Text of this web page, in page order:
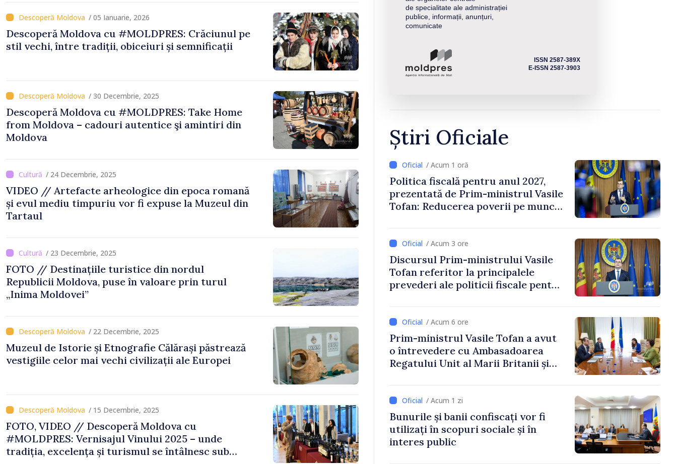
/ 05 Ianuarie, 2026
Descoperă Moldova cu #MOLDPRES: Crăciunul pe
stil vechi, între tradiții, obiceiuri și semnificații
/ 30 Decembrie, 2025
Descoperă Moldova cu #MOLDPRES: Take Home
from Moldova – cadouri autentice şi amintiri din
Moldova
/ 24 Decembrie, 2025
VIDEO // Artefacte arheologice din epoca romană
și evul mediu timpuriu vor fi expuse la Muzeul din
Tartaul
/ 23 Decembrie, 2025
FOTO // Destinațiile turistice din nordul
Republicii Moldova, puse în valoare prin turul
„Inima Moldovei”
/ 22 Decembrie, 2025
Muzeul de Istorie și Etnografie Călărași păstrează
vestigiile celor mai vechi civilizații ale Europei
/ 15 Decembrie, 2025
FOTO, VIDEO // Descoperă Moldova cu
#MOLDPRES: Vernisajul Vinului 2025 – unde
tradiția, excelența și turismul se întâlnesc sub
de specialitate ale administrației
publice, informații, anunțuri,
comunicate
ISSN 2587-389X
E-ISSN 2587-3903
Știri Oficiale
/ Acum 1 oră
Politica fiscală pentru anul 2027,
prezentată de Prim-ministrul Vasile
Tofan: Reducerea poverii pe muncă,
/ Acum 3 ore
Discursul Prim-ministrului Vasile
Tofan referitor la principalele
prevederi ale politicii fiscale pentru
/ Acum 6 ore
Prim-ministrul Vasile Tofan a avut
o întrevedere cu Ambasadoarea
Regatului Unit al Marii Britanii și
/ Acum 1 zi
Bunurile și banii confiscați vor fi
utilizați în scopuri sociale și în
interes public